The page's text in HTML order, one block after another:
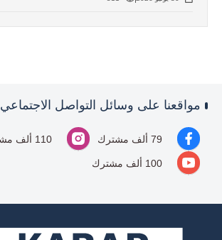
مواقعنا على وسائل التواصل الاجتماعي
79 ألف مشترك 110 ألف مشترك
100 ألف مشترك